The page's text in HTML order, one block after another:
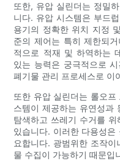
또한, 유압 실린더는 정밀
니다. 유압 시스템은 부드
용기의 정확한 위치 지정
준의 제어는 특히 제한되
적으로 적재 및 하역하는
있는 능력은 궁극적으로
폐기물 관리 프로세스로 이
또한 유압 실린더는 롤오
스템이 제공하는 유연성과
탐색하고 쓰레기 수거를
있습니다. 이러한 다용성
요합니다. 광범위한 조작
물 수집이 가능하기 때문입